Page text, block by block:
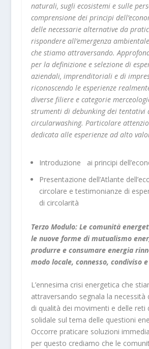
naturali, sugli ecosistemi e sulle
comprensione dei principi
delle necessarie alternative da
rispondere all’emergenza
che stiamo attraversando.
per la definizione e selezione di
aziendali, imprenditoriali e di
riconoscendo le esperienze
diverse filiere e categorie
strumenti di debunking dei tentativi
circularwashing. Particolare
dedicata alle esperienze ad alto
Introduzione ai principi
Presentazione dell’Atlante
circolare e testimonianze di
di circolarità
Terzo Modulo: Le comunità
le nuove forme di mutualismo
produrre e consumare energia
modo locale, connesso, condiviso
L’ennesima crisi energetica che
attraversando segnala la necessità
di qualità dei movimenti e delle reti
solidale sul tema delle questioni
Occorre praticare soluzioni
per questo crediamo che le